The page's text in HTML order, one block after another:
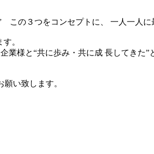
この３つをコンセプトに、 一人一人
。
業様と“共に歩み・共に成 長してきた”
い致します。